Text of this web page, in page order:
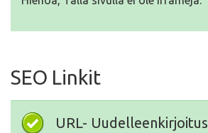
SEO Linkit
URL- Uudelleenkirjoitus